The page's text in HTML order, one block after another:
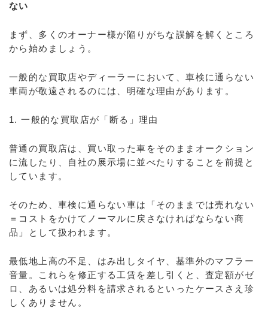
ない
まず、多くのオーナー様が陥りがちな誤解を解くところ
から始めましょう。
一般的な買取店やディーラーにおいて、車検に通らない
車両が敬遠されるのには、明確な理由があります。
1. 一般的な買取店が「断る」理由
普通の買取店は、買い取った車をそのままオークション
に流したり、自社の展示場に並べたりすることを前提と
しています。
そのため、車検に通らない車は「そのままでは売れない
＝コストをかけてノーマルに戻さなければならない商
品」として扱われます。
最低地上高の不足、はみ出しタイヤ、基準外のマフラー
音量。これらを修正する工賃を差し引くと、査定額がゼ
ロ、あるいは処分料を請求されるといったケースさえ珍
しくありません。